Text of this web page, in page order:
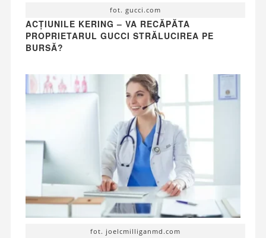
fot. gucci.com
ACȚIUNILE KERING – VA RECĂPĂTA
PROPRIETARUL GUCCI STRĂLUCIREA PE
BURSĂ?
fot. joelcmilliganmd.com